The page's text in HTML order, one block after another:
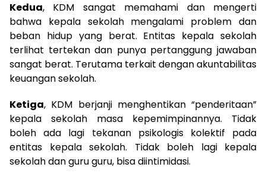
Kedua, KDM sangat memahami dan mengerti
bahwa kepala sekolah mengalami problem dan
beban hidup yang berat. Entitas kepala sekolah
terlihat tertekan dan punya pertanggung jawaban
sangat berat. Terutama terkait dengan akuntabilitas
keuangan sekolah.
Ketiga, KDM berjanji menghentikan “penderitaan”
kepala sekolah masa kepemimpinannya. Tidak
boleh ada lagi tekanan psikologis kolektif pada
entitas kepala sekolah. Tidak boleh lagi kepala
sekolah dan guru guru, bisa diintimidasi.